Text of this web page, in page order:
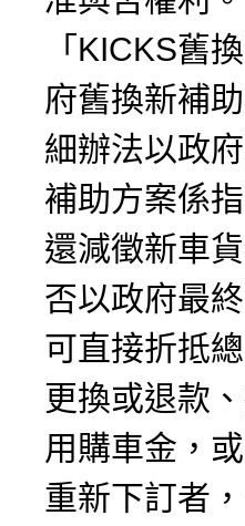
「KICKS舊
府舊換新補
細辦法以政
補助方案係
還減徵新車
否以政府最
可直接折抵
更換或退款
用購車金，
重新下訂者